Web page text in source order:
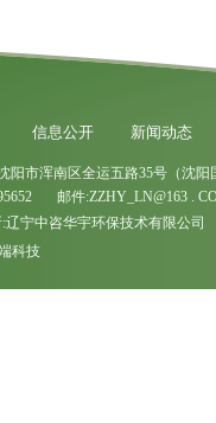
信息公开 新闻动态
阳市浑南区全运五路35号（沈阳
邮件:ZZHY_LN@163 .
:辽宁中咨华宇环保技术有限公司
科技